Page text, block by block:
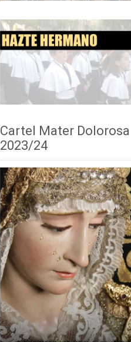
Cartel Mater Dolorosa
2023/24